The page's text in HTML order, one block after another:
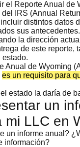
el Reporte Anual de
del IRS (Annual
distintos datos
sus antecedentes.
la dirección
de este reporte,
estado.
Anual de Wyoming (
es un requisito para
estado la daría de
un
mi LLC en
un informe anual?
información?